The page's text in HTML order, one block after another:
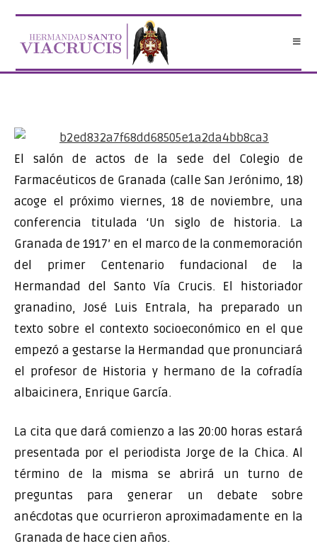
contenido
El salón de actos de la sede del Colegio de
Farmacéuticos de Granada (calle San Jerónimo, 18)
acoge el próximo viernes, 18 de noviembre, una
conferencia titulada ‘Un siglo de historia. La
Granada de 1917’ en el marco de la conmemoración
del primer Centenario fundacional de la
Hermandad del Santo Vía Crucis. El historiador
granadino, José Luis Entrala, ha preparado un
texto sobre el contexto socioeconómico en el que
empezó a gestarse la Hermandad que pronunciará
el profesor de Historia y hermano de la cofradía
albaicinera, Enrique García.
La cita que dará comienzo a las 20:00 horas estará
presentada por el periodista Jorge de la Chica. Al
término de la misma se abrirá un turno de
preguntas para generar un debate sobre
anécdotas que ocurrieron aproximadamente en la
Granada de hace cien años.